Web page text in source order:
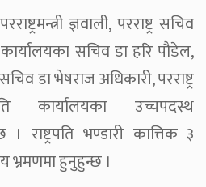
ज्ञवाली, परराष्ट्र सचिव
कार्यालयका सचिव डा हरि पौडेल,
डा भेषराज अधिकारी, परराष्ट्र
कार्यालयका उच्चपदस्थ
राष्ट्रपति भण्डारी कात्तिक ३
भ्रमणमा हुनुहुन्छ ।